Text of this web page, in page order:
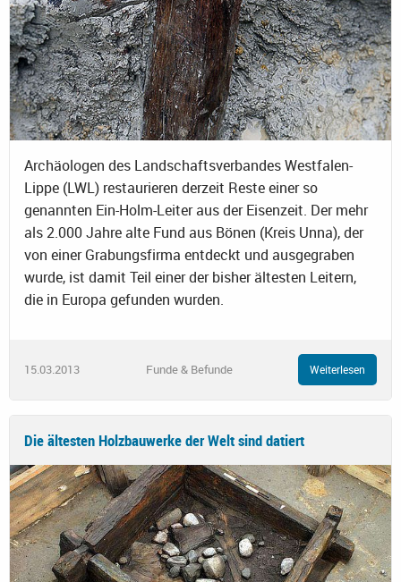
Archäologen des Landschaftsverbandes Westfalen-
Lippe (LWL) restaurieren derzeit Reste einer so
genannten Ein-Holm-Leiter aus der Eisenzeit. Der mehr
als 2.000 Jahre alte Fund aus Bönen (Kreis Unna), der
von einer Grabungsfirma entdeckt und ausgegraben
wurde, ist damit Teil einer der bisher ältesten Leitern,
die in Europa gefunden wurden.
15.03.2013 Funde & Befunde Weiterlesen
Die ältesten Holzbauwerke der Welt sind datiert